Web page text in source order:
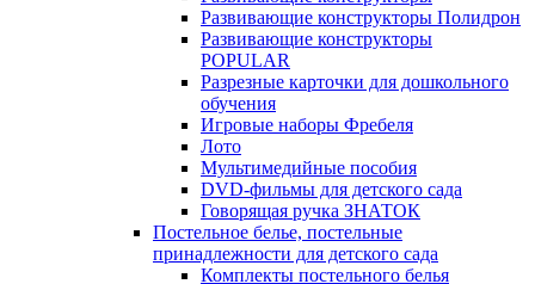
Развивающие конструкторы Полидрон
Развивающие конструкторы
POPULAR
Разрезные карточки для дошкольного
обучения
Игровые наборы Фребеля
Лото
Мультимедийные пособия
DVD-фильмы для детского сада
Говорящая ручка ЗНАТОК
Постельное белье, постельные
принадлежности для детского сада
Комплекты постельного белья